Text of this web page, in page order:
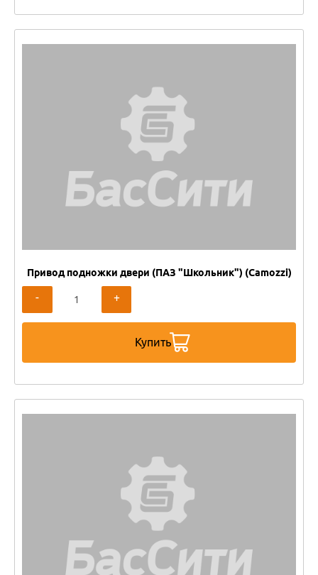
Привод подножки двери (ПАЗ "Школьник") (Camozzi)
- +
Купить